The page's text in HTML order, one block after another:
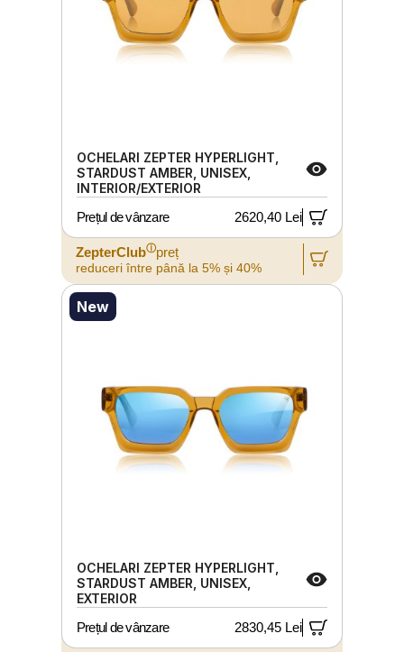
OCHELARI ZEPTER HYPERLIGHT,
STARDUST AMBER, UNISEX,
INTERIOR/EXTERIOR
Prețul de vânzare
2620,40 Lei
ZepterClubⓘpreț
reduceri între până la 5% și 40%
New
OCHELARI ZEPTER HYPERLIGHT,
STARDUST AMBER, UNISEX,
EXTERIOR
Prețul de vânzare
2830,45 Lei